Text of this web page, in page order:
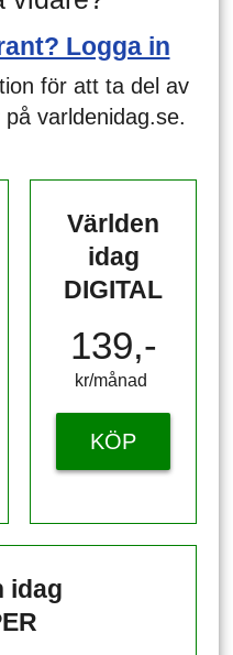
Logga in
för att ta del av
varldenidag.se.
Världen
idag
DIGITAL
139,-
kr/månad ​​​​​​
KÖP
idag